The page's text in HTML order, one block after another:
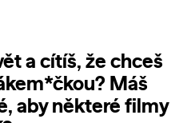
a cítíš, že chceš
Máš
aby některé filmy